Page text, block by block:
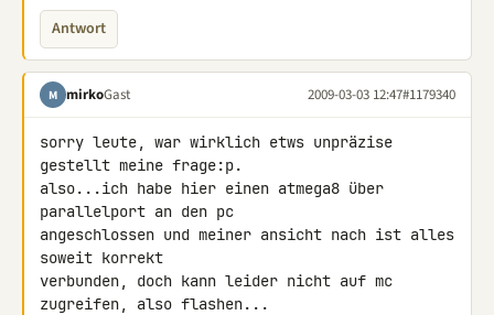
Antwort
M mirkoGast 2009-03-03 12:47#1179340
sorry leute, war wirklich etws unpräzise
gestellt meine frage:p.
also...ich habe hier einen atmega8 über
parallelport an den pc
angeschlossen und meiner ansicht nach ist alles
soweit korrekt
verbunden, doch kann leider nicht auf mc
zugreifen, also flashen...